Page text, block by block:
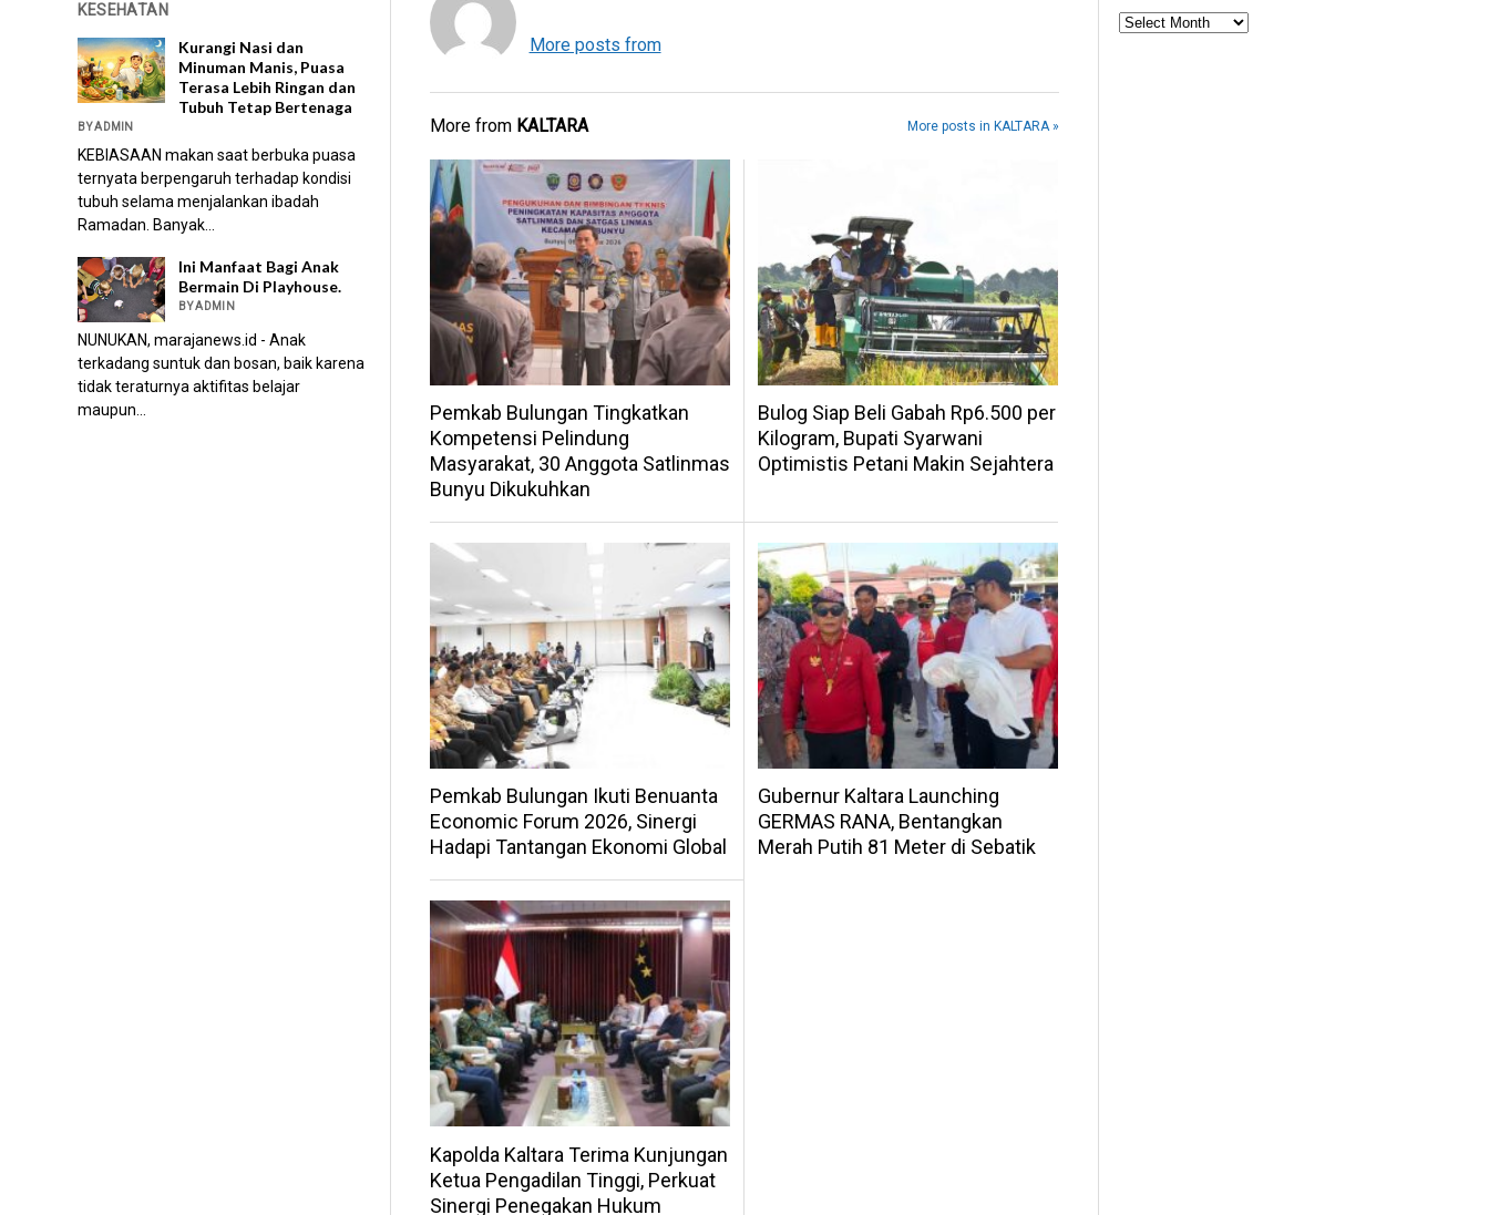
KESEHATAN
Kurangi Nasi dan
Minuman Manis, Puasa
Terasa Lebih Ringan dan
Tubuh Tetap Bertenaga
BY ADMIN
KEBIASAAN makan saat berbuka puasa
ternyata berpengaruh terhadap kondisi
tubuh selama menjalankan ibadah
Ramadan. Banyak...
Ini Manfaat Bagi Anak
Bermain Di Playhouse.
BY ADMIN
NUNUKAN, marajanews.id - Anak
terkadang suntuk dan bosan, baik karena
tidak teraturnya aktifitas belajar
maupun...
More posts from
More from KALTARA More posts in KALTARA »
Pemkab Bulungan Tingkatkan
Kompetensi Pelindung
Masyarakat, 30 Anggota Satlinmas
Bunyu Dikukuhkan
Bulog Siap Beli Gabah Rp6.500 per
Kilogram, Bupati Syarwani
Optimistis Petani Makin Sejahtera
Pemkab Bulungan Ikuti Benuanta
Economic Forum 2026, Sinergi
Hadapi Tantangan Ekonomi Global
Gubernur Kaltara Launching
GERMAS RANA, Bentangkan
Merah Putih 81 Meter di Sebatik
Kapolda Kaltara Terima Kunjungan
Ketua Pengadilan Tinggi, Perkuat
Sinergi Penegakan Hukum
ARSIP